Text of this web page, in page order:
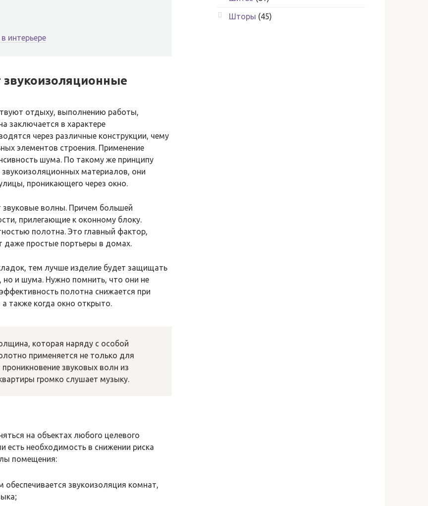
интерьере
отдыху, выполнению работы,
заключается в характере
через различные конструкции, чему
элементов строения. Применение
шума. По такому же принципу
материалов, они
проникающего через окно.
волны. Причем большей
прилегающие к оконному блоку.
полотна. Это главный фактор,
даже простые портьеры в домах.
тем лучше изделие будет защищать
но и шума. Нужно помнить, что они не
полотна снижается при
а также когда окно открыто.
которая наряду с особой
применяется не только для
звуковых волн из
громко слушает музыку.
на объектах любого целевого
есть необходимость в снижении риска
помещения:
звукоизоляция комнат,
Шторы (45)